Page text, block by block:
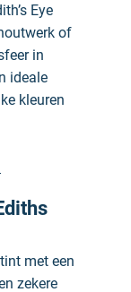
Eye
of
in
ideale
kleuren
met een
zekere